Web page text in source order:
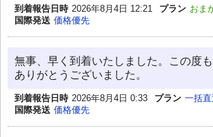
到着報告日時 2026年8月4日 12:21 プラン おま
国際発送 価格優先
無事、早く到着いたしました。この度
ありがとうございました。
到着報告日時 2026年8月4日 0:33 プラン 一括
国際発送 価格優先